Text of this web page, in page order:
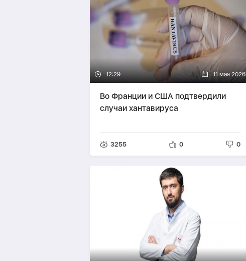
12:29 11 мая 2026
Во Франции и США подтвердили
случаи хантавируса
3255 0 0